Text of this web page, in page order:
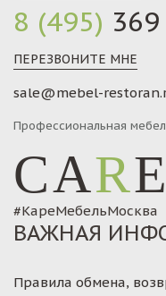
8 (495)
ПЕРЕЗВОНИТЕ МНЕ
sale@mebel-
Профессиональная
CARE
#КареМебельМосква
ВАЖНАЯ
Правила обмена,